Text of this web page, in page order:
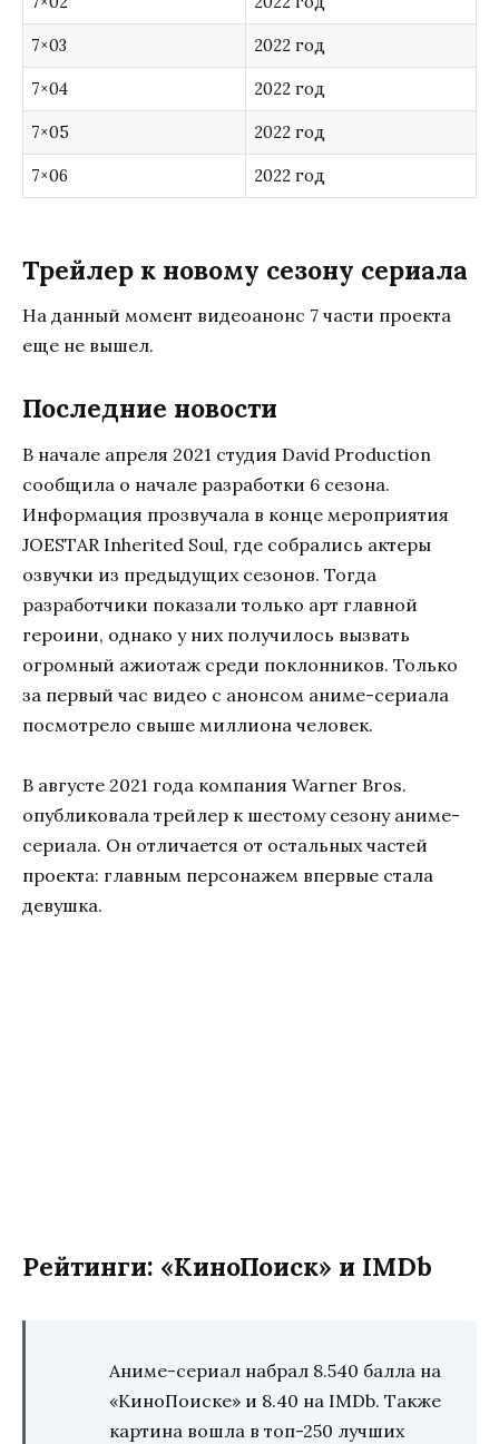
7×03 2022 год
7×04 2022 год
7×05 2022 год
7×06 2022 год
Трейлер к новому сезону сериала
На данный момент видеоанонс 7 части проекта
еще не вышел.
Последние новости
В начале апреля 2021 студия David Production
сообщила о начале разработки 6 сезона.
Информация прозвучала в конце мероприятия
JOESTAR Inherited Soul, где собрались актеры
озвучки из предыдущих сезонов. Тогда
разработчики показали только арт главной
героини, однако у них получилось вызвать
огромный ажиотаж среди поклонников. Только
за первый час видео с анонсом аниме-сериала
посмотрело свыше миллиона человек.
В августе 2021 года компания Warner Bros.
опубликовала трейлер к шестому сезону аниме-
сериала. Он отличается от остальных частей
проекта: главным персонажем впервые стала
девушка.
Рейтинги: «КиноПоиск» и IMDb
Аниме-сериал набрал 8.540 балла на
«КиноПоиске» и 8.40 на IMDb. Также
картина вошла в топ-250 лучших